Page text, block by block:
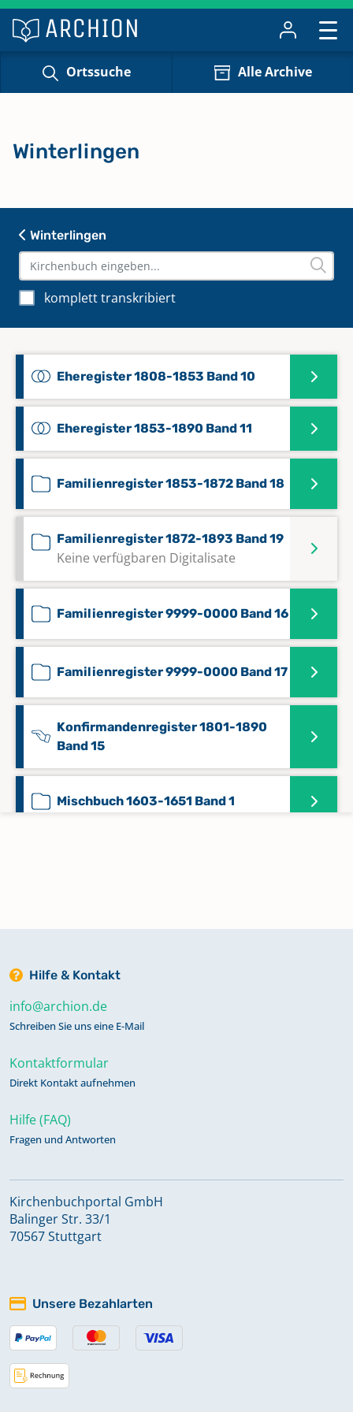
Ortssuche Alle Archive
Winterlingen
komplett transkribiert
Eheregister 1808-1853 Band 10
Eheregister 1853-1890 Band 11
Familienregister 1853-1872 Band 18
Familienregister 1872-1893 Band 19
Keine verfügbaren Digitalisate
Familienregister 9999-0000 Band 16
Familienregister 9999-0000 Band 17
Konfirmandenregister 1801-1890
Band 15
Mischbuch 1603-1651 Band 1
Mischbuch 1756-1809 Band 5
Taufregister 1724-1809 Band 4
Taufregister 1808-1834 Band 6
Taufregister 1834-1855 Band 7
Taufregister 1855-1873 Band 8
Taufregister 1874-1898 Band 9
Totenregister 1808-1834 Band 12
Totenregister 1835-1859 Band 13
Winterlingen
Hilfe & Kontakt
info@archion.de
Schreiben Sie uns eine E-Mail
Kontaktformular
Direkt Kontakt aufnehmen
Hilfe (FAQ)
Fragen und Antworten
Kirchenbuchportal GmbH
Balinger Str. 33/1
70567 Stuttgart
Unsere Bezahlarten